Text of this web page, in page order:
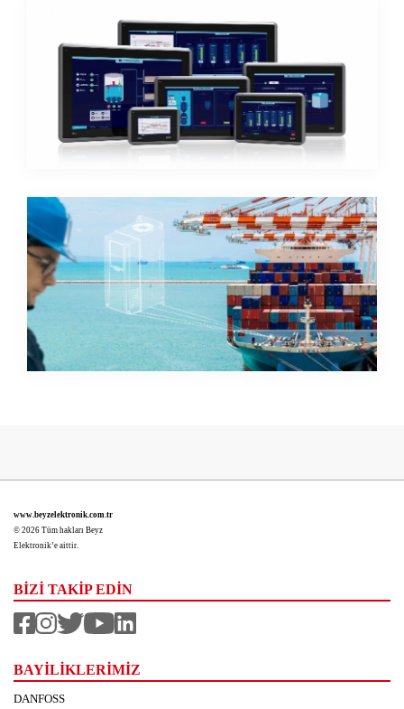
www.beyzelektronik.com.tr
© 2026 Tüm hakları Beyz
Elektronik’e aittir.
BİZİ TAKİP EDİN
BAYİLİKLERİMİZ
DANFOSS